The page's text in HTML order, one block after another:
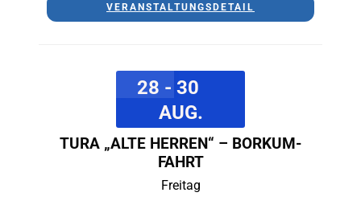
VERANSTALTUNGSDETAIL
28 - 30
AUG.
TURA „ALTE HERREN“ – BORKUM-
FAHRT
Freitag